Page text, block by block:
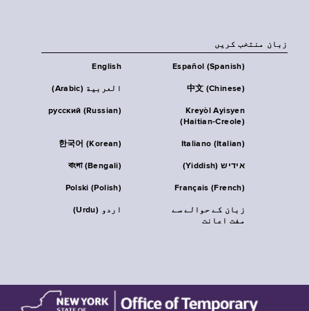
زبان منتخب کریں
English Español (Spanish)
العربية (Arabic) 中文 (Chinese)
русский (Russian)
Kreyòl Ayisyen
(Haitian-Creole)
한국어 (Korean) Italiano (Italian)
বাংলা (Bengali) אידיש (Yiddish)
Polski (Polish) Français (French)
اردو (Urdu)
زبان کے حوالے سے
مفت اعانت